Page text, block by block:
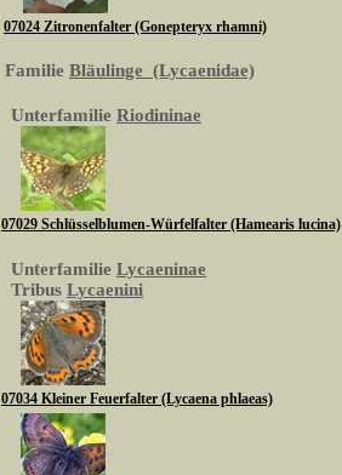
07024 Zitronenfalter (Gonepteryx rhamni)
Familie Bläulinge (Lycaenidae)
Unterfamilie Riodininae
07029 Schlüsselblumen-Würfelfalter (Hamearis lucina)
Unterfamilie Lycaeninae
Tribus Lycaenini
07034 Kleiner Feuerfalter (Lycaena phlaeas)